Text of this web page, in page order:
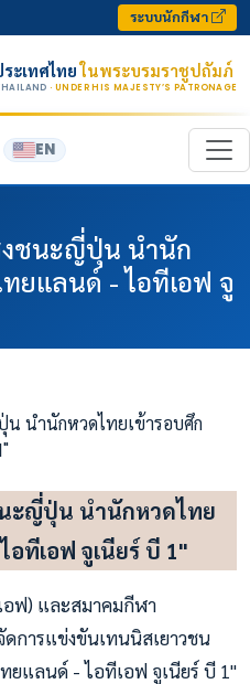
ระบบนักกีฬา
ะเทศไทยในพระบรมราชูปถัมภ์
· UNDER HIS MAJESTY’S PATRONAGE
EN
งชนะญี่ปุ่น นำนัก
ยแลนด์ - ไอทีเอฟ จู
ะญี่ปุ่น นำนักหวดไทย
ทีเอฟ จูเนียร์ บี 1"
ฟ) และสมาคมกีฬา
การแข่งขันเทนนิสเยาวชน
ยแลนด์ - ไอทีเอฟ จูเนียร์ บี 1"